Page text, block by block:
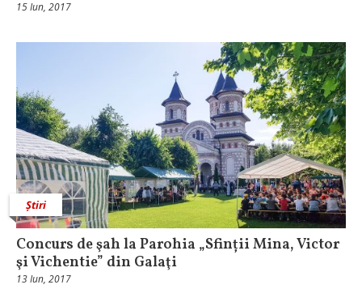
15 Iun, 2017
Știri
Concurs de şah la Parohia „Sfinții Mina, Victor
şi Vichentie” din Galaţi
13 Iun, 2017